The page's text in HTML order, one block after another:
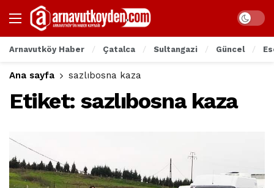
Arnavutköy Haber Çatalca Sultangazi Güncel
Ana sayfa sazlıbosna kaza
Etiket: sazlıbosna kaza